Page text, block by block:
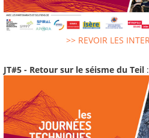
>> REVOIR LES
JT#5 - Retour sur le séisme du Teil :